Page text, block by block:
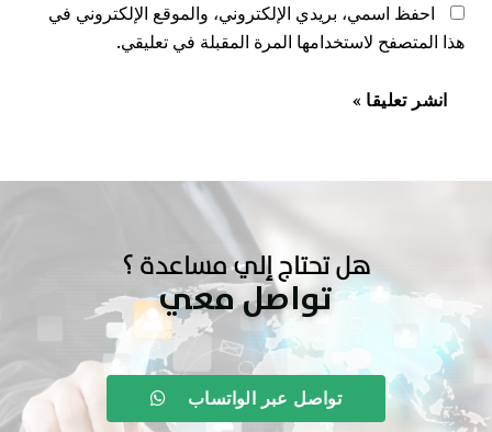
احفظ اسمي، بريدي الإلكتروني، والموقع الإلكتروني في
هذا المتصفح لاستخدامها المرة المقبلة في تعليقي.
هل تحتاج إلي مساعدة ؟
تواصل معي
تواصل عبر الواتساب